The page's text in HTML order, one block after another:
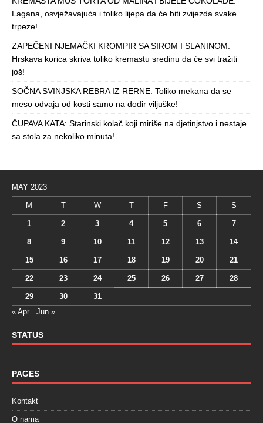
Lagana, osvježavajuća i toliko lijepa da će biti zvijezda svake
trpeze!
ZAPEČENI NJEMAČKI KROMPIR SA SIROM I SLANINOM:
Hrskava korica skriva toliko kremastu sredinu da će svi tražiti
još!
SOČNA SVINJSKA REBRA IZ RERNE: Toliko mekana da se
meso odvaja od kosti samo na dodir viljuške!
ČUPAVA KATA: Starinski kolač koji miriše na djetinjstvo i nestaje
sa stola za nekoliko minuta!
MAY 2023
M T W T F S S
1 2 3 4 5 6 7
8 9 10 11 12 13 14
15 16 17 18 19 20 21
22 23 24 25 26 27 28
29 30
31
« Apr
Jun »
STATUS
PAGES
Kontakt
O nama